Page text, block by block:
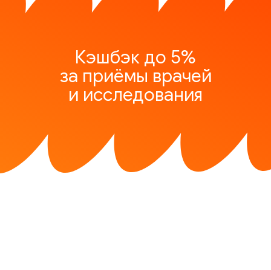
Кэшбэк до 5%
за приёмы врачей
и исследования